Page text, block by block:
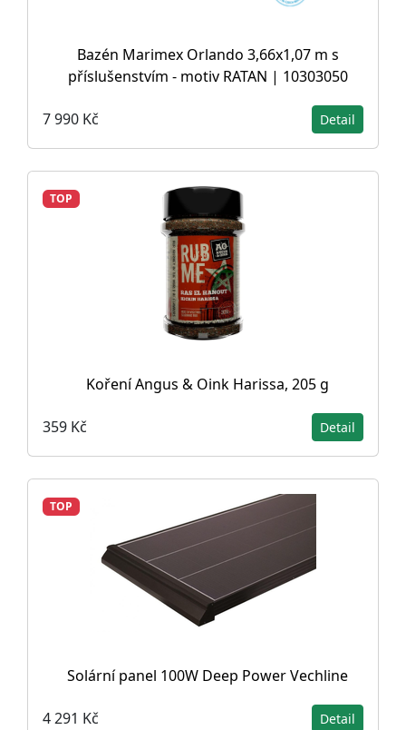
Bazén Marimex Orlando 3,66x1,07 m s
příslušenstvím - motiv RATAN | 10303050
7 990 Kč Detail
TOP
Koření Angus & Oink Harissa, 205 g
359 Kč Detail
TOP
Solární panel 100W Deep Power Vechline
4 291 Kč Detail